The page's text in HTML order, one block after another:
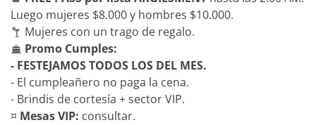
Luego mujeres $8.000 y hombres $10.000.
Mujeres con un trago de regalo.
Promo Cumples:
- FESTEJAMOS TODOS LOS DEL MES.
- El cumpleañero no paga la cena.
- Brindis de cortesía + sector VIP.
¤ Mesas VIP: consultar.